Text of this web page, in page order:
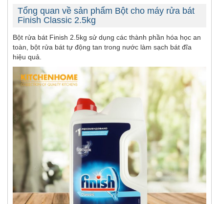
Tổng quan về sản phẩm Bột cho máy rửa bát
Finish Classic 2.5kg
Bột rửa bát Finish 2.5kg sử dụng các thành phần hóa học an
toàn, bột rửa bát tự động tan trong nước làm sạch bát đĩa
hiệu quả.